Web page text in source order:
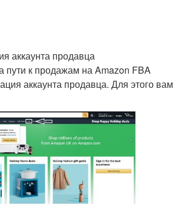
аккаунта продавца
к продажам на Amazon FBA
аккаунта продавца. Для этого вам